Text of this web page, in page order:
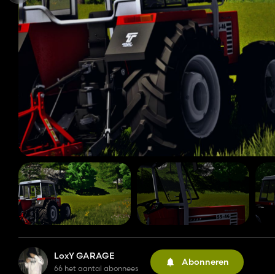
LoxY GARAGE
66 het aantal abonnees
Abonneren